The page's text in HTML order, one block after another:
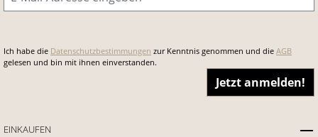
Ich habe die Datenschutzbestimmungen zur Kenntnis genommen und die AGB
gelesen und bin mit ihnen einverstanden.
Jetzt anmelden!
EINKAUFEN